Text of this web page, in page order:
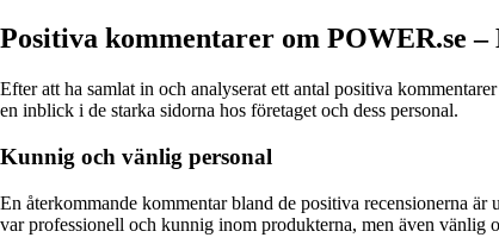
Positiva kommentarer om POWER.se
Efter att ha samlat in och analyserat ett antal positiva
en inblick i de starka sidorna hos företaget och dess personal.
Kunnig och vänlig personal
En återkommande kommentar bland de positiva recensionerna
var professionell och kunnig inom produkterna, men även vänlig